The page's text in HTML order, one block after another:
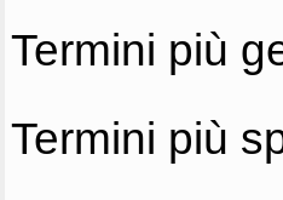
Termini più
Termini più